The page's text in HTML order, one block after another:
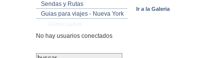
Sendas y Rutas
Guias para viajes - Nueva York
No hay usuarios conectados
Ir a la Galeria